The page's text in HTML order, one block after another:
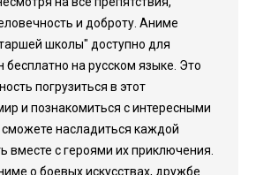
и доброту. Аниме
школы" доступно для
бесплатно на русском языке. Это
погрузиться в этот
и познакомиться с интересными
насладиться каждой
вместе с героями их приключения.
о боевых искусствах, дружбе